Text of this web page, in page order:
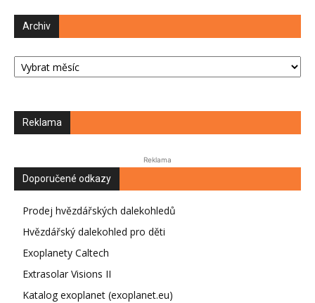
Archiv
Archiv
Reklama
Reklama
Doporučené odkazy
Prodej hvězdářských dalekohledů
Hvězdářský dalekohled pro děti
Exoplanety Caltech
Extrasolar Visions II
Katalog exoplanet (exoplanet.eu)